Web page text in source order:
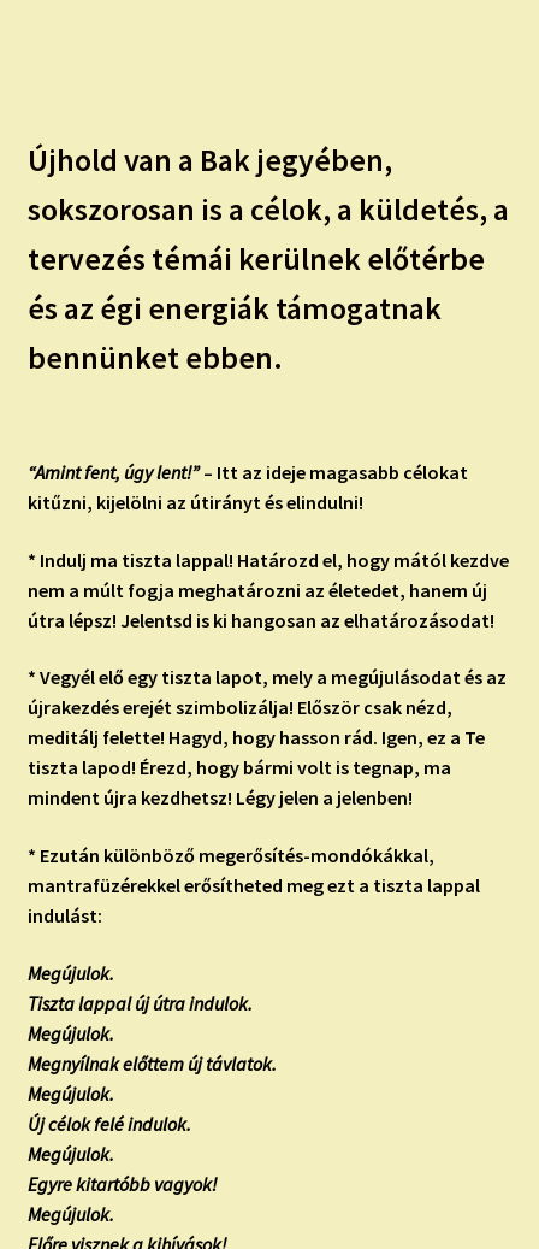
Újhold van a Bak jegyében,
sokszorosan is a célok, a küldetés, a
tervezés témái kerülnek előtérbe
és az égi energiák támogatnak
bennünket ebben.
“Amint fent, úgy lent!”– Itt az ideje magasabb célokat
kitűzni, kijelölni az útirányt és elindulni!
* Indulj ma tiszta lappal! Határozd el, hogy mától kezdve
nem a múlt fogja meghatározni az életedet, hanem új
útra lépsz! Jelentsd is ki hangosan az elhatározásodat!
* Vegyél elő egy tiszta lapot, mely a megújulásodat és az
újrakezdés erejét szimbolizálja! Először csak nézd,
meditálj felette! Hagyd, hogy hasson rád. Igen, ez a Te
tiszta lapod! Érezd, hogy bármi volt is tegnap, ma
mindent újra kezdhetsz! Légy jelen a jelenben!
* Ezután különböző megerősítés-mondókákkal,
mantrafüzérekkel erősítheted meg ezt a tiszta lappal
indulást:
Megújulok.
Tiszta lappal új útra indulok.
Megújulok.
Megnyílnak előttem új távlatok.
Megújulok.
Új célok felé indulok.
Megújulok.
Egyre kitartóbb vagyok!
Megújulok.
Előre visznek a kihívások!